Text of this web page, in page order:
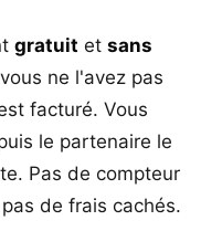
gratuit et sans
ne l'avez pas
facturé. Vous
le partenaire le
Pas de compteur
de frais cachés.